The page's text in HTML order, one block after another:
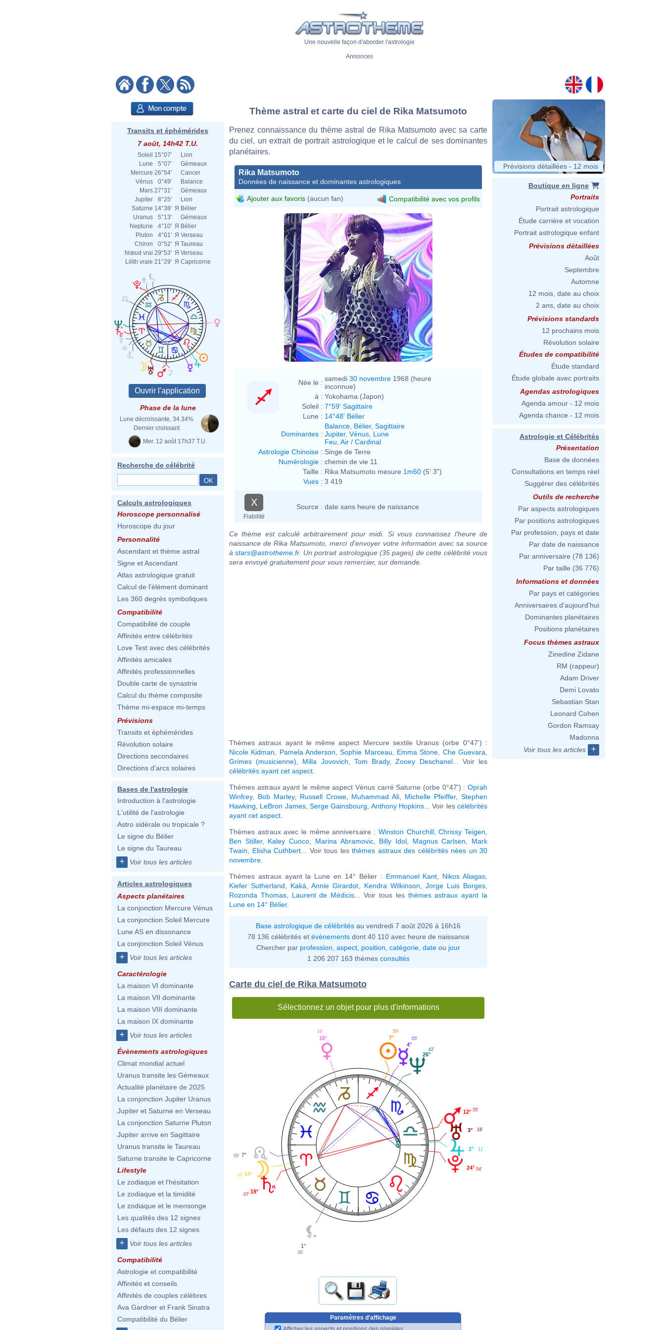
Une nouvelle façon d'aborder l'astrologie
Annonces
Transits et éphémérides
7 août, 14h42 T.U.
Soleil 15°07'
Lion
Lune
5°07'
Gémeaux
Mercure 26°54'
Cancer
Vénus
0°49'
Balance
Mars 27°31'
Gémeaux
Jupiter
8°25'
Lion
Saturne 14°38' Я Bélier
Uranus
5°13'
Gémeaux
Neptune
4°10' Я Bélier
Pluton
4°01' Я Verseau
Chiron
0°52' Я Taureau
Nœud vrai 29°53' Я Verseau
Lilith vraie 21°29' Я Capricorne
Phase de la lune
Lune décroissante, 34.34%
Dernier croissant
Mer. 12 août 17h37 T.U.
Recherche de célébrité
Calculs astrologiques
Horoscope personnalisé
Horoscope du jour
Personnalité
Ascendant et thème astral
Signe et Ascendant
Atlas astrologique gratuit
Calcul de l'élément dominant
Les 360 degrés symboliques
Compatibilité
Compatibilité de couple
Affinités entre célébrités
Love Test avec des célébrités
Affinités amicales
Affinités professionnelles
Double carte de synastrie
Calcul du thème composite
Thème mi-espace mi-temps
Prévisions
Transits et éphémérides
Révolution solaire
Directions secondaires
Directions d'arcs solaires
Bases de l'astrologie
Introduction à l'astrologie
L'utilité de l'astrologie
Astro sidérale ou tropicale ?
Le signe du Bélier
Le signe du Taureau
+ Voir tous les articles
Articles astrologiques
Aspects planétaires
La conjonction Mercure Vénus
La conjonction Soleil Mercure
Lune AS en dissonance
La conjonction Soleil Vénus
+ Voir tous les articles
Caractérologie
La maison VI dominante
La maison VII dominante
La maison VIII dominante
La maison IX dominante
+ Voir tous les articles
Évènements astrologiques
Climat mondial actuel
Uranus transite les Gémeaux
Actualité planétaire de 2025
La conjonction Jupiter Uranus
Jupiter et Saturne en Verseau
La conjonction Saturne Pluton
Jupiter arrive en Sagittaire
Uranus transite le Taureau
Saturne transite le Capricorne
Lifestyle
Le zodiaque et l'hésitation
Le zodiaque et la timidité
Le zodiaque et le mensonge
Les qualités des 12 signes
Les défauts des 12 signes
+ Voir tous les articles
Compatibilité
Astrologie et compatibilité
Affinités et conseils
Affinités de couples célèbres
Ava Gardner et Frank Sinatra
Compatibilité du Bélier
Thème astral et carte du ciel de Rika Matsumoto
Prenez connaissance du thème astral de Rika Matsumoto avec sa carte
du ciel, un extrait de portrait astrologique et le calcul de ses dominantes
planétaires.
Rika Matsumoto
Données de naissance et dominantes astrologiques
Ajouter aux favoris (aucun fan) Compatibilité avec vos profils
Née le : samedi 30 novembre 1968 (heure
inconnue)
à : Yokohama (Japon)
Soleil : 7°59' Sagittaire
Lune : 14°48' Bélier
Dominantes :
Balance Bélier, Sagittaire
Jupiter, Vénus Lune
Feu Air / Cardinal
Astrologie Chinoise : Singe de Terre
Numérologie : chemin de vie 11
Taille : Rika Matsumoto mesure 1m60 (5' 3")
Vues : 3 419
X
Fiabilité
Source : date sans heure de naissance
Ce thème est calculé arbitrairement pour midi. Si vous connaissez l'heure de
naissance de Rika Matsumoto, merci d'envoyer votre information avec sa source
àstars@astrotheme.fr. Un portrait astrologique (35 pages) de cette célébrité vous
sera envoyé gratuitement pour vous remercier, sur demande.
Thèmes astraux ayant le même aspect Mercure sextile Uranus (orbe 0°47') :
Nicole Kidman
Pamela Anderson ,Sophie Marceau Emma Stone Che Guevara
Grimes (musicienne)
Milla Jovovich Tom Brady,Zooey Deschanel... Voir les
célébrités ayant cet aspect
Thèmes astraux ayant le même aspect Vénus carré Saturne (orbe 0°47') : Oprah
Winfrey, Bob Marley, Russell Crowe, Muhammad Ali Michelle Pfeiffer,Stephen
Hawking
LeBron James,Serge Gainsbourg Anthony Hopkins ... Voir lescélébrités
ayant cet aspect
Thèmes astraux avec le même anniversaire : Winston Churchill,Chrissy Teigen
Ben Stiller, Kaley Cuoco Marina Abramovic, Billy Idol, Magnus Carlsen
Mark
Twain
Elisha Cuthbert ... Voir tous les thèmes astraux des célébrités nées un 30
novembre
Thèmes astraux ayant la Lune en 14° Bélier : Emmanuel Kant Nikos Aliagas
Kiefer Sutherland
Kaká ,Annie Girardot Kendra Wilkinson Jorge Luis Borges
Rozonda Thomas, Laurent de Médicis ... Voir tous les thèmes astraux ayant la
Lune en 14° Bélier.
Base astrologique de célébrités au vendredi 7 août 2026 à 16h16
78 136 célébrités et évènementsdont 40 110 avec heure de naissance
Chercher par profession aspect position catégorie date ou jour
1 206 207 163 thèmes consultés
Carte du ciel de Rika Matsumoto
Sélectionnez un objet pour plus d'informations
2° 11'
3° 18'
12° 35'
26°
42'
4°
05'
7°
59'
18°
19'
7°
59'
14°
48'
19°
07'
1°
36'
24° 54'
Paramètres d'affichage
Prévisions détaillées - 12 mois
Boutique en ligne
Portraits
Portrait astrologique
Étude carrière et vocation
Portrait astrologique enfant
Prévisions détaillées
Août
Septembre
Automne
12 mois, date au choix
2 ans, date au choix
Prévisions standards
12 prochains mois
Révolution solaire
Études de compatibilité
Étude standard
Étude globale avec portraits
Agendas astrologiques
Agenda amour - 12 mois
Agenda chance - 12 mois
Astrologie et Célébrités
Présentation
Base de données
Consultations en temps réel
Suggérer des célébrités
Outils de recherche
Par aspects astrologiques
Par positions astrologiques
Par profession, pays et date
Par date de naissance
Par anniversaire (78 136)
Par taille (36 776)
Informations et données
Par pays et catégories
Anniversaires d'aujourd'hui
Dominantes planétaires
Positions planétaires
Focus thèmes astraux
Zinedine Zidane
RM (rappeur)
Adam Driver
Demi Lovato
Sebastian Stan
Leonard Cohen
Gordon Ramsay
Madonna
Voir tous les articles
+